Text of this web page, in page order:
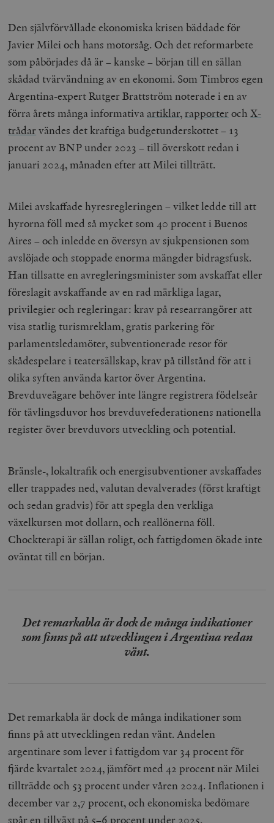
Den självförvållade ekonomiska krisen bäddade för
Javier Milei och hans motorsåg. Och det reformarbete
som påbörjades då är – kanske – början till en sällan
skådad tvärvändning av en ekonomi. Som Timbros egen
Argentina-expert Rutger Brattström noterade i en av
förra årets många informativa artiklar,rapporterochX-
trådarvändes det kraftiga budgetunderskottet – 13
procent av BNP under 2023 – till överskott redan i
januari 2024, månaden efter att Milei tillträtt.
Milei avskaffade hyresregleringen – vilket ledde till att
hyrorna föll med så mycket som 40 procent i Buenos
Aires – och inledde en översyn av sjukpensionen som
avslöjade och stoppade enorma mängder bidragsfusk.
Han tillsatte en avregleringsminister som avskaffat eller
föreslagit avskaffande av en rad märkliga lagar,
privilegier och regleringar: krav på researrangörer att
visa statlig turismreklam, gratis parkering för
parlamentsledamöter, subventionerade resor för
skådespelare i teatersällskap, krav på tillstånd för att i
olika syften använda kartor över Argentina.
Brevduveägare behöver inte längre registrera födelseår
för tävlingsduvor hos brevduvefederationens nationella
register över brevduvors utveckling och potential.
Bränsle-, lokaltrafik och energisubventioner avskaffades
eller trappades ned, valutan devalverades (först kraftigt
och sedan gradvis) för att spegla den verkliga
växelkursen mot dollarn, och reallönerna föll.
Chockterapi är sällan roligt, och fattigdomen ökade inte
oväntat till en början.
Det remarkabla är dock de många indikationer
som finns på att utvecklingen i Argentina redan
vänt.
Det remarkabla är dock de många indikationer som
finns på att utvecklingen redan vänt. Andelen
argentinare som lever i fattigdom var 34 procent för
fjärde kvartalet 2024, jämfört med 42 procent när Milei
tillträdde och 53 procent under våren 2024. Inflationen i
december var 2,7 procent, och ekonomiska bedömare
spår en tillväxt på 5–6 procent under 2025.